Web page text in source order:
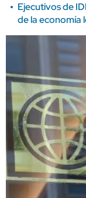
Ejecutivos de
de la economía